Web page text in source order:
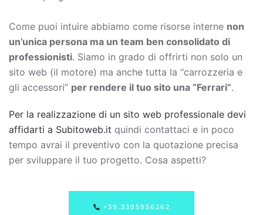
Come puoi intuire abbiamo come risorse interne non
un’unica persona ma un team ben consolidato di
professionisti. Siamo in grado di offrirti non solo un
sito web (il motore) ma anche tutta la “carrozzeria e
gli accessori” per rendere il tuo sito una “Ferrari”.
Per la realizzazione di un sito web professionale devi
affidarti a Subitoweb.it quindi contattaci e in poco
tempo avrai il preventivo con la quotazione precisa
per sviluppare il tuo progetto. Cosa aspetti?
+39.3395956262